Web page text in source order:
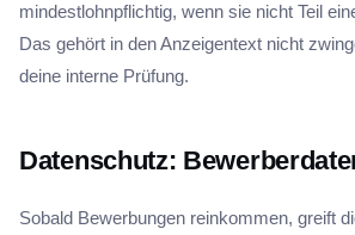
mindestlohnpflichtig, wenn sie nicht Teil
Das gehört in den Anzeigentext nicht
deine interne Prüfung.
Datenschutz:
Sobald Bewerbungen reinkommen, greift